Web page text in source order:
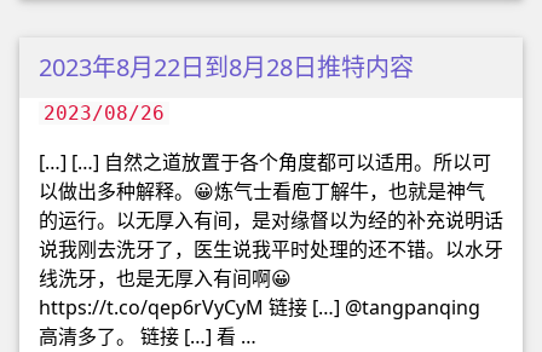
2023年8月22日到8月28日推特内容
2023/08/26
[…] […] 自然之道放置于各个角度都可以适用。所以可
以做出多种解释。😀炼气士看庖丁解牛，也就是神气
的运行。以无厚入有间，是对缘督以为经的补充说明话
说我刚去洗牙了，医生说我平时处理的还不错。以水牙
线洗牙，也是无厚入有间啊😀
https://t.co/qep6rVyCyM 链接 […] @tangpanqing
高清多了。 链接 […] 看 …